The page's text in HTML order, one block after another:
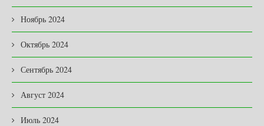
Ноябрь 2024
Октябрь 2024
Сентябрь 2024
Август 2024
Июль 2024